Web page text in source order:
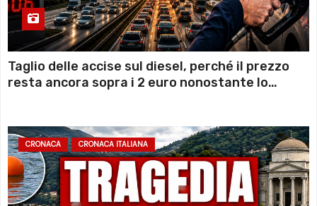
Taglio delle accise sul diesel, perché il prezzo
resta ancora sopra i 2 euro nonostante lo
CRONACA CRONACA ITALIANA